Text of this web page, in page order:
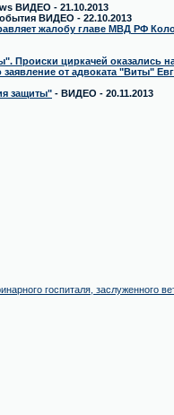
ВИДЕО - 21.10.2013
ВИДЕО - 22.10.2013
жалобу главе МВД РФ
Происки циркачей оказались
от адвоката "Виты"
защиты" - ВИДЕО - 20.11.2013
госпиталя, заслуженного